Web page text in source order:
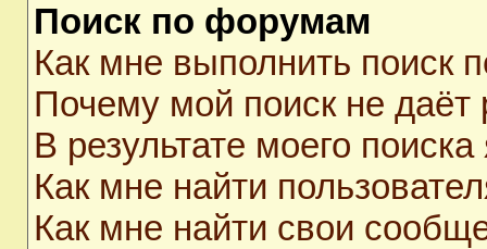
Поиск по форумам
Как мне выполнить
Почему мой поиск не даёт
В результате моего
Как мне найти
Как мне найти свои